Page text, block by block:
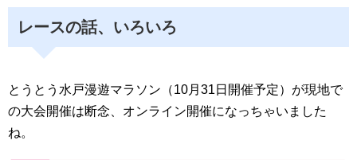
レースの話、いろいろ
とうとう水戸漫遊マラソン（10月31日開催予定）が現地で
の大会開催は断念、オンライン開催になっちゃいました
ね。